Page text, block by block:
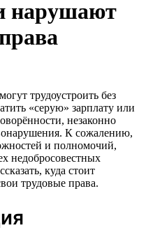
нарушают
трудоустроить без
«серую» зарплату или
незаконно
К сожалению,
и полномочий,
недобросовестных
куда стоит
трудовые права.